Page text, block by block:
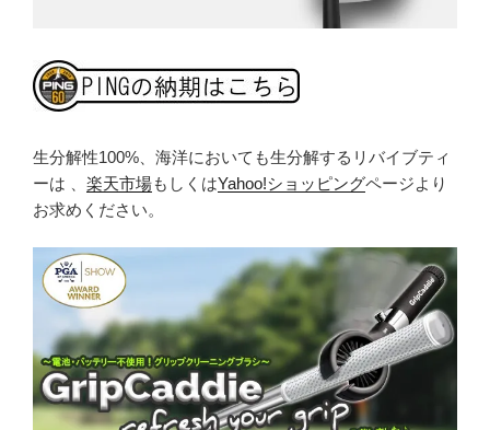
生分解性100%、海洋においても生分解するリバイブティ
ーは 、 楽天市場もしくはYahoo!ショッピングページより
お求めください。